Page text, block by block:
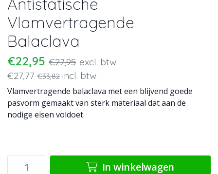
Antistatische
Vlamvertragende
Balaclava
€22,95 €27,95 excl. btw
€27,77 €33,82 incl. btw
Vlamvertragende balaclava met een blijvend goede
pasvorm gemaakt van sterk materiaal dat aan de
nodige eisen voldoet.
In winkelwagen